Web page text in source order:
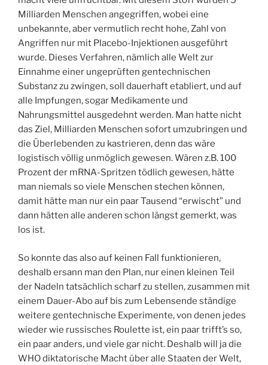
Milliarden Menschen angegriffen, wobei eine
unbekannte, aber vermutlich recht hohe, Zahl von
Angriffen nur mit Placebo-Injektionen ausgeführt
wurde. Dieses Verfahren, nämlich alle Welt zur
Einnahme einer ungeprüften gentechnischen
Substanz zu zwingen, soll dauerhaft etabliert, und auf
alle Impfungen, sogar Medikamente und
Nahrungsmittel ausgedehnt werden. Man hatte nicht
das Ziel, Milliarden Menschen sofort umzubringen und
die Überlebenden zu kastrieren, denn das wäre
logistisch völlig unmöglich gewesen. Wären z.B. 100
Prozent der mRNA-Spritzen tödlich gewesen, hätte
man niemals so viele Menschen stechen können,
damit hätte man nur ein paar Tausend “erwischt” und
dann hätten alle anderen schon längst gemerkt, was
los ist.
So konnte das also auf keinen Fall funktionieren,
deshalb ersann man den Plan, nur einen kleinen Teil
der Nadeln tatsächlich scharf zu stellen, zusammen mit
einem Dauer-Abo auf bis zum Lebensende ständige
weitere gentechnische Experimente, von denen jedes
wieder wie russisches Roulette ist, ein paar trifft’s so,
ein paar anders, und viele gar nicht. Deshalb will ja die
WHO diktatorische Macht über alle Staaten der Welt,